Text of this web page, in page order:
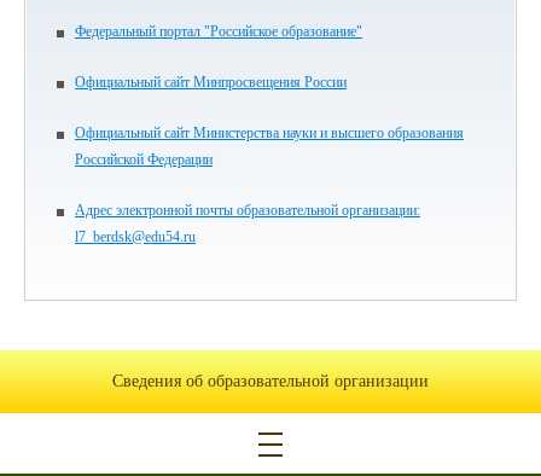
Федеральный портал "Российское образование"
Официальный сайт Минпросвещения России
Официальный сайт Министерства науки и высшего образования
Российской Федерации
Адрес электронной почты образовательной организации:
l7_berdsk@edu54.ru
Сведения об образовательной организации